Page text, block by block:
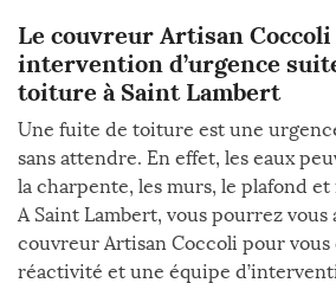
Le couvreur Artisan
intervention d’urgence
toiture à Saint Lambert
Une fuite de toiture est une
sans attendre. En effet, les eaux
la charpente, les murs, le plafond et
A Saint Lambert, vous pourrez vous
couvreur Artisan Coccoli pour vous
réactivité et une équipe